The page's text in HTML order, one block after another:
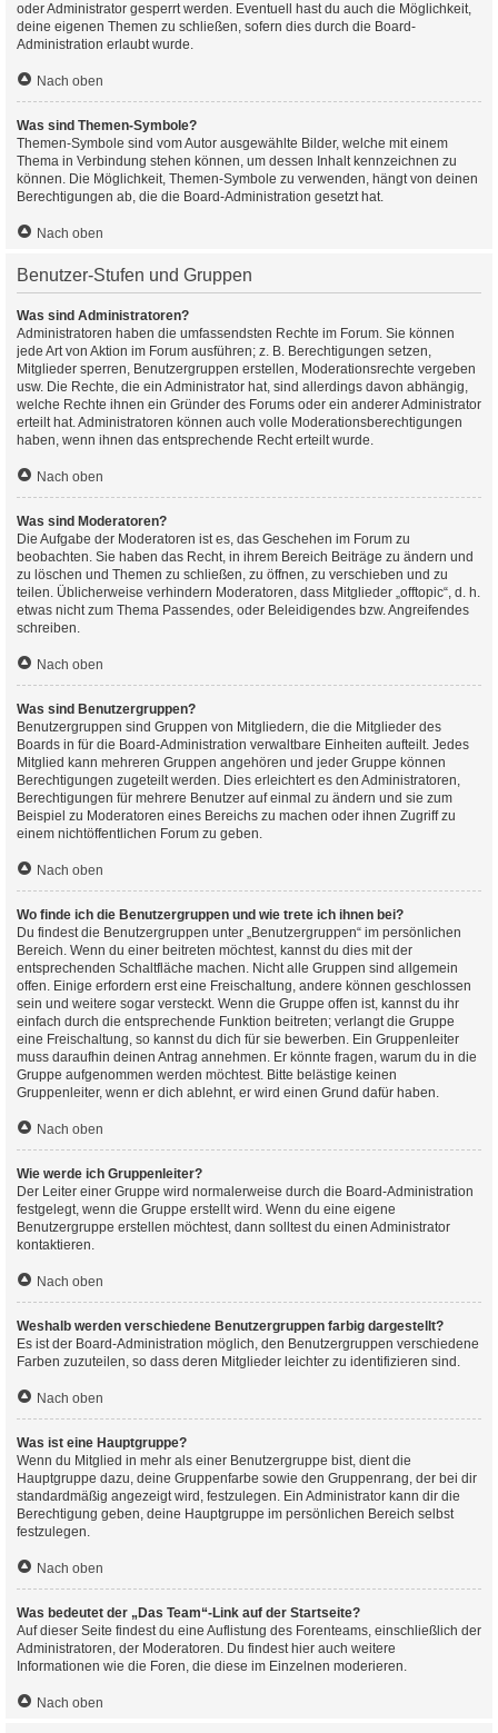
oder Administrator gesperrt werden. Eventuell hast du auch die Möglichkeit,
deine eigenen Themen zu schließen, sofern dies durch die Board-
Administration erlaubt wurde.
Nach oben
Was sind Themen-Symbole?
Themen-Symbole sind vom Autor ausgewählte Bilder, welche mit einem
Thema in Verbindung stehen können, um dessen Inhalt kennzeichnen zu
können. Die Möglichkeit, Themen-Symbole zu verwenden, hängt von deinen
Berechtigungen ab, die die Board-Administration gesetzt hat.
Nach oben
Benutzer-Stufen und Gruppen
Was sind Administratoren?
Administratoren haben die umfassendsten Rechte im Forum. Sie können
jede Art von Aktion im Forum ausführen; z. B. Berechtigungen setzen,
Mitglieder sperren, Benutzergruppen erstellen, Moderationsrechte vergeben
usw. Die Rechte, die ein Administrator hat, sind allerdings davon abhängig,
welche Rechte ihnen ein Gründer des Forums oder ein anderer Administrator
erteilt hat. Administratoren können auch volle Moderationsberechtigungen
haben, wenn ihnen das entsprechende Recht erteilt wurde.
Nach oben
Was sind Moderatoren?
Die Aufgabe der Moderatoren ist es, das Geschehen im Forum zu
beobachten. Sie haben das Recht, in ihrem Bereich Beiträge zu ändern und
zu löschen und Themen zu schließen, zu öffnen, zu verschieben und zu
teilen. Üblicherweise verhindern Moderatoren, dass Mitglieder „offtopic“, d. h.
etwas nicht zum Thema Passendes, oder Beleidigendes bzw. Angreifendes
schreiben.
Nach oben
Was sind Benutzergruppen?
Benutzergruppen sind Gruppen von Mitgliedern, die die Mitglieder des
Boards in für die Board-Administration verwaltbare Einheiten aufteilt. Jedes
Mitglied kann mehreren Gruppen angehören und jeder Gruppe können
Berechtigungen zugeteilt werden. Dies erleichtert es den Administratoren,
Berechtigungen für mehrere Benutzer auf einmal zu ändern und sie zum
Beispiel zu Moderatoren eines Bereichs zu machen oder ihnen Zugriff zu
einem nichtöffentlichen Forum zu geben.
Nach oben
Wo finde ich die Benutzergruppen und wie trete ich ihnen bei?
Du findest die Benutzergruppen unter „Benutzergruppen“ im persönlichen
Bereich. Wenn du einer beitreten möchtest, kannst du dies mit der
entsprechenden Schaltfläche machen. Nicht alle Gruppen sind allgemein
offen. Einige erfordern erst eine Freischaltung, andere können geschlossen
sein und weitere sogar versteckt. Wenn die Gruppe offen ist, kannst du ihr
einfach durch die entsprechende Funktion beitreten; verlangt die Gruppe
eine Freischaltung, so kannst du dich für sie bewerben. Ein Gruppenleiter
muss daraufhin deinen Antrag annehmen. Er könnte fragen, warum du in die
Gruppe aufgenommen werden möchtest. Bitte belästige keinen
Gruppenleiter, wenn er dich ablehnt, er wird einen Grund dafür haben.
Nach oben
Wie werde ich Gruppenleiter?
Der Leiter einer Gruppe wird normalerweise durch die Board-Administration
festgelegt, wenn die Gruppe erstellt wird. Wenn du eine eigene
Benutzergruppe erstellen möchtest, dann solltest du einen Administrator
kontaktieren.
Nach oben
Weshalb werden verschiedene Benutzergruppen farbig dargestellt?
Es ist der Board-Administration möglich, den Benutzergruppen verschiedene
Farben zuzuteilen, so dass deren Mitglieder leichter zu identifizieren sind.
Nach oben
Was ist eine Hauptgruppe?
Wenn du Mitglied in mehr als einer Benutzergruppe bist, dient die
Hauptgruppe dazu, deine Gruppenfarbe sowie den Gruppenrang, der bei dir
standardmäßig angezeigt wird, festzulegen. Ein Administrator kann dir die
Berechtigung geben, deine Hauptgruppe im persönlichen Bereich selbst
festzulegen.
Nach oben
Was bedeutet der „Das Team“-Link auf der Startseite?
Auf dieser Seite findest du eine Auflistung des Forenteams, einschließlich der
Administratoren, der Moderatoren. Du findest hier auch weitere
Informationen wie die Foren, die diese im Einzelnen moderieren.
Nach oben